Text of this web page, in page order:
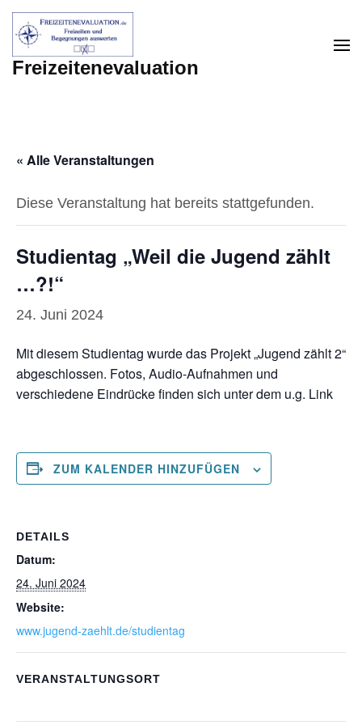
Zum
Inhalt
springen
Freizeitenevaluation
« Alle Veranstaltungen
Diese Veranstaltung hat bereits stattgefunden.
Studientag „Weil die Jugend zählt
…?!“
24. Juni 2024
Mit diesem Studientag wurde das Projekt „Jugend zählt 2“
abgeschlossen. Fotos, Audio-Aufnahmen und
verschiedene Eindrücke finden sich unter dem u.g. Link
ZUM KALENDER HINZUFÜGEN
DETAILS
Datum:
24. Juni 2024
Website:
www.jugend-zaehlt.de/studientag
VERANSTALTUNGSORT